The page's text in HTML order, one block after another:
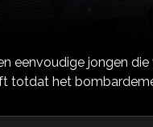
eenvoudige jongen
totdat het